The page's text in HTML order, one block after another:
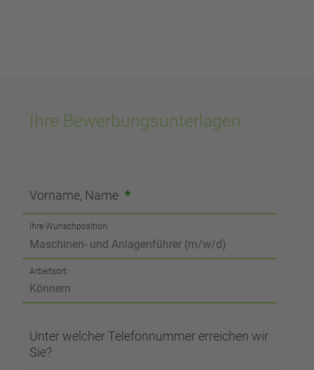
Ihre Bewerbungsunterlagen:
Vorname, Name *
Ihre Wunschposition:
Arbeitsort:
Unter welcher Telefonnummer erreichen wir
Sie?